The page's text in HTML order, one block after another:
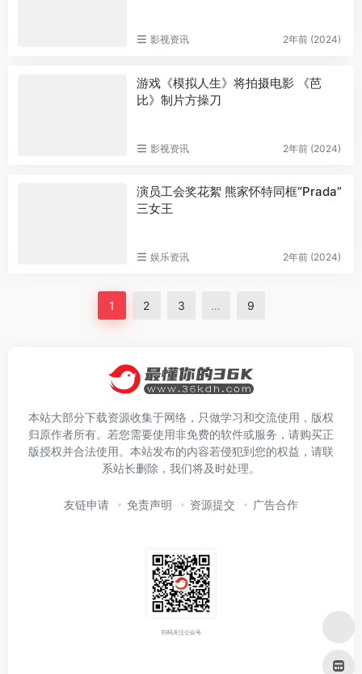
影视资讯 2年前 (2024)
游戏《模拟人生》将拍摄电影 《芭
比》制片方操刀
影视资讯 2年前 (2024)
演员工会奖花絮 熊家怀特同框“Prada”
三女王
娱乐资讯 2年前 (2024)
1 2 3 … 9
本站大部分下载资源收集于网络，只做学习和交流使用，版权
归原作者所有。若您需要使用非免费的软件或服务，请购买正
版授权并合法使用。本站发布的内容若侵犯到您的权益，请联
系站长删除，我们将及时处理。
友链申请 免责声明 资源提交 广告合作
扫码关注公众号